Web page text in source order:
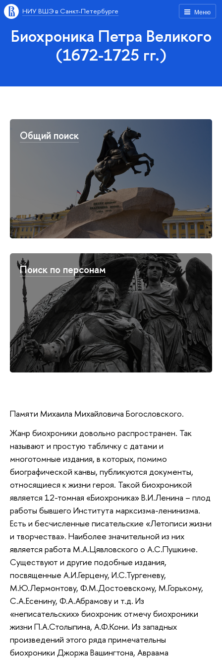
Меню
НИУ ВШЭ в Санкт-Петербурге
Биохроника Петра Великого
(1672-1725 гг.)
Общий поиск
Поиск по персонам
Памяти Михаила Михайловича Богословского.
Жанр биохроники довольно распространен. Так
называют и простую табличку с датами и
многотомные издания, в которых, помимо
биографической канвы, публикуются документы,
относящиеся к жизни героя. Такой биохроникой
является 12-томная «Биохроника» В.И.Ленина – плод
работы бывшего Института марксизма-ленинизма.
Есть и бесчисленные писательские «Летописи жизни
и творчества». Наиболее значительной из них
является работа М.А.Цявловского о А.С.Пушкине.
Существуют и другие подобные издания,
посвященные А.И.Герцену, И.С.Тургеневу,
М.Ю.Лермонтову, Ф.М.Достоевскому, М.Горькому,
С.А.Есенину, Ф.А.Абрамову и т.д. Из
«неписательских» биохроник отмечу биохроники
жизни П.А.Столыпина, А.Ф.Кони. Из западных
произведений этого ряда примечательны
биохроники Джоржа Вашингтона, Авраама